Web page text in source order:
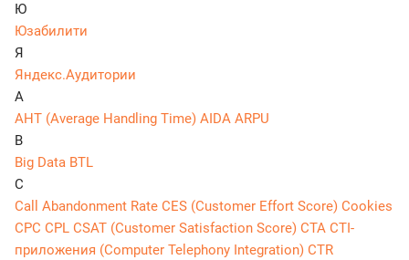
Ю
Юзабилити
Я
Яндекс.Аудитории
A
AHT (Average Handling Time) AIDA ARPU
B
Big Data BTL
C
Call Abandonment Rate CES (Customer Effort Score) Cookies
CPC CPL CSAT (Customer Satisfaction Score) CTA CTI-
приложения (Computer Telephony Integration) CTR